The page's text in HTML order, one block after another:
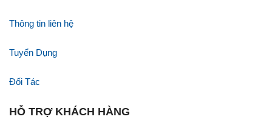
Thông tin liên hệ
Tuyển Dụng
Đối Tác
HỖ TRỢ KHÁCH HÀNG